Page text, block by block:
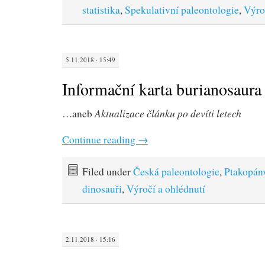
statistika, Spekulativní paleontologie,
5.11.2018 · 15:49
Informační karta burianosaura
…anebAktualizace článku po devíti letech
Continue reading →
Filed underČeská paleontologie,
dinosauři,Výročí a ohlédnutí
2.11.2018 · 15:16